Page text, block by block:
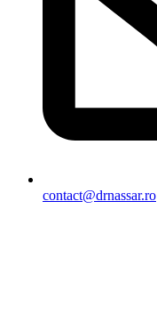
contact@drnassar.ro